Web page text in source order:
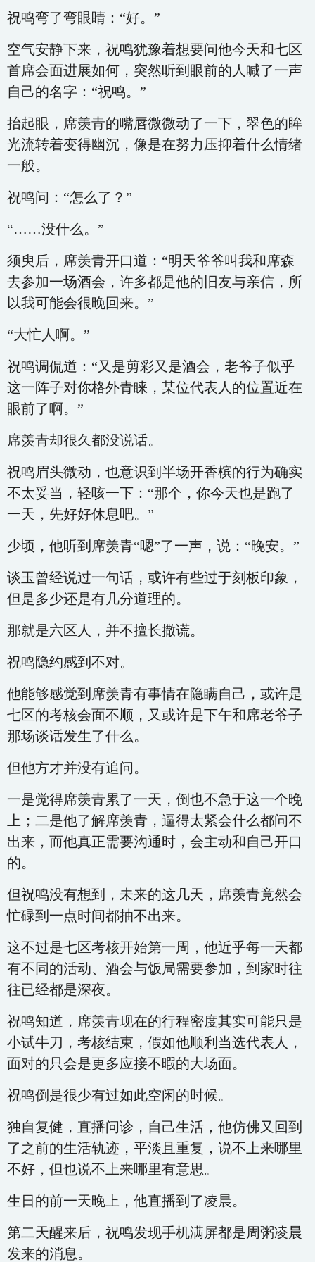
祝鸣弯了弯眼睛：“好。”
空气安静下来，祝鸣犹豫着想要问他今天和七区
首席会面进展如何，突然听到眼前的人喊了一声
自己的名字：“祝鸣。”
抬起眼，席羡青的嘴唇微微动了一下，翠色的眸
光流转着变得幽沉，像是在努力压抑着什么情绪
一般。
祝鸣问：“怎么了？”
“……没什么。”
须臾后，席羡青开口道：“明天爷爷叫我和席森
去参加一场酒会，许多都是他的旧友与亲信，所
以我可能会很晚回来。”
“大忙人啊。”
祝鸣调侃道：“又是剪彩又是酒会，老爷子似乎
这一阵子对你格外青睐，某位代表人的位置近在
眼前了啊。”
席羡青却很久都没说话。
祝鸣眉头微动，也意识到半场开香槟的行为确实
不太妥当，轻咳一下：“那个，你今天也是跑了
一天，先好好休息吧。”
少顷，他听到席羡青“嗯”了一声，说：“晚安。”
谈玉曾经说过一句话，或许有些过于刻板印象，
但是多少还是有几分道理的。
那就是六区人，并不擅长撒谎。
祝鸣隐约感到不对。
他能够感觉到席羡青有事情在隐瞒自己，或许是
七区的考核会面不顺，又或许是下午和席老爷子
那场谈话发生了什么。
但他方才并没有追问。
一是觉得席羡青累了一天，倒也不急于这一个晚
上；二是他了解席羡青，逼得太紧会什么都问不
出来，而他真正需要沟通时，会主动和自己开口
的。
但祝鸣没有想到，未来的这几天，席羡青竟然会
忙碌到一点时间都抽不出来。
这不过是七区考核开始第一周，他近乎每一天都
有不同的活动、酒会与饭局需要参加，到家时往
往已经都是深夜。
祝鸣知道，席羡青现在的行程密度其实可能只是
小试牛刀，考核结束，假如他顺利当选代表人，
面对的只会是更多应接不暇的大场面。
祝鸣倒是很少有过如此空闲的时候。
独自复健，直播问诊，自己生活，他仿佛又回到
了之前的生活轨迹，平淡且重复，说不上来哪里
不好，但也说不上来哪里有意思。
生日的前一天晚上，他直播到了凌晨。
第二天醒来后，祝鸣发现手机满屏都是周粥凌晨
发来的消息。